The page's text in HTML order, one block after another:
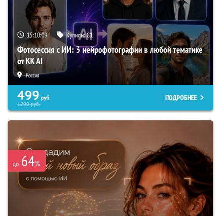
15:10:08 Купили:81
Фотосессия с ИИ: 3 нейрофотографии в любой тематике
от KK AI
Россия
499 руб.
1290руб.
ПОДРОБНЕЕ
до 64%